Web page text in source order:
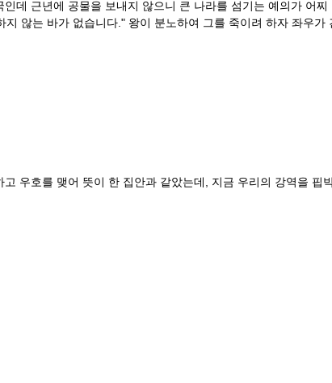
데 근년에 공물을 보내지 않으니 큰 나라를 섬기는 예의가 어찌
않는 바가 없습니다." 왕이 분노하여 그를 죽이려 하자 좌우가
우호를 맺어 뜻이 한 집안과 같았는데, 지금 우리의 강역을 핍